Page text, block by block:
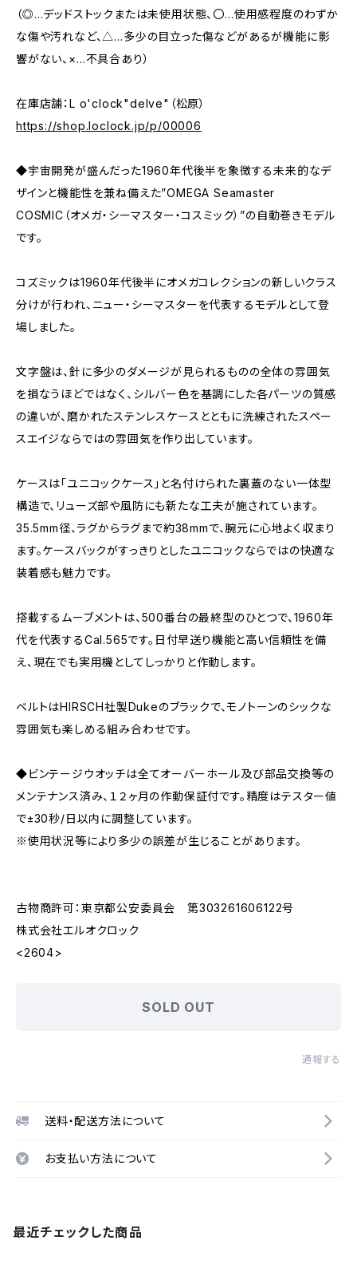
（◎…デッドストックまたは未使用状態、〇…使用感程度のわずか
な傷や汚れなど、△…多少の目立った傷などがあるが機能に影
響がない、×…不具合あり）
在庫店舗：L o'clock"delve"（松原）
https://shop.loclock.jp/p/00006
◆宇宙開発が盛んだった1960年代後半を象徴する未来的なデ
ザインと機能性を兼ね備えた”OMEGA Seamaster
COSMIC（オメガ・シーマスター・コスミック）”の自動巻きモデル
です。
コズミックは1960年代後半にオメガコレクションの新しいクラス
分けが行われ、ニュー・シーマスターを代表するモデルとして登
場しました。
文字盤は、針に多少のダメージが見られるものの全体の雰囲気
を損なうほどではなく、シルバー色を基調にした各パーツの質感
の違いが、磨かれたステンレスケースとともに洗練されたスペー
スエイジならではの雰囲気を作り出しています。
ケースは「ユニコックケース」と名付けられた裏蓋のない一体型
構造で、リューズ部や風防にも新たな工夫が施されています。
35.5mm径、ラグからラグまで約38mmで、腕元に心地よく収まり
ます。ケースバックがすっきりとしたユニコックならではの快適な
装着感も魅力です。
搭載するムーブメントは、500番台の最終型のひとつで、1960年
代を代表するCal.565です。日付早送り機能と高い信頼性を備
え、現在でも実用機としてしっかりと作動します。
ベルトはHIRSCH社製Dukeのブラックで、モノトーンのシックな
雰囲気も楽しめる組み合わせです。
◆ビンテージウオッチは全てオーバーホール及び部品交換等の
メンテナンス済み、１２ヶ月の作動保証付です。精度はテスター値
で±30秒/日以内に調整しています。
※使用状況等により多少の誤差が生じることがあります。
古物商許可：東京都公安委員会 第303261606122号
株式会社エルオクロック
<2604>
SOLD OUT
通報する
送料・配送方法について
お支払い方法について
最近チェックした商品